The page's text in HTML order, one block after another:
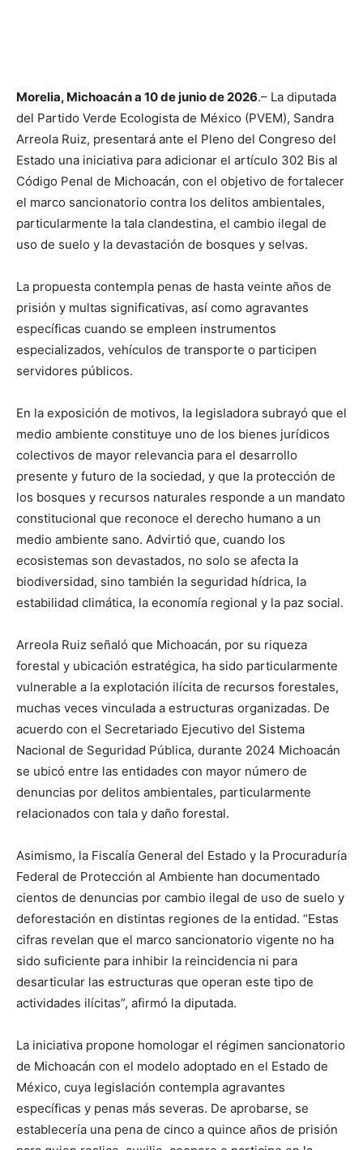
Morelia, Michoacán a 10 de junio de 2026.– La diputada
del Partido Verde Ecologista de México (PVEM), Sandra
Arreola Ruiz, presentará ante el Pleno del Congreso del
Estado una iniciativa para adicionar el artículo 302 Bis al
Código Penal de Michoacán, con el objetivo de fortalecer
el marco sancionatorio contra los delitos ambientales,
particularmente la tala clandestina, el cambio ilegal de
uso de suelo y la devastación de bosques y selvas.
La propuesta contempla penas de hasta veinte años de
prisión y multas significativas, así como agravantes
específicas cuando se empleen instrumentos
especializados, vehículos de transporte o participen
servidores públicos.
En la exposición de motivos, la legisladora subrayó que el
medio ambiente constituye uno de los bienes jurídicos
colectivos de mayor relevancia para el desarrollo
presente y futuro de la sociedad, y que la protección de
los bosques y recursos naturales responde a un mandato
constitucional que reconoce el derecho humano a un
medio ambiente sano. Advirtió que, cuando los
ecosistemas son devastados, no solo se afecta la
biodiversidad, sino también la seguridad hídrica, la
estabilidad climática, la economía regional y la paz social.
Arreola Ruiz señaló que Michoacán, por su riqueza
forestal y ubicación estratégica, ha sido particularmente
vulnerable a la explotación ilícita de recursos forestales,
muchas veces vinculada a estructuras organizadas. De
acuerdo con el Secretariado Ejecutivo del Sistema
Nacional de Seguridad Pública, durante 2024 Michoacán
se ubicó entre las entidades con mayor número de
denuncias por delitos ambientales, particularmente
relacionados con tala y daño forestal.
Asimismo, la Fiscalía General del Estado y la Procuraduría
Federal de Protección al Ambiente han documentado
cientos de denuncias por cambio ilegal de uso de suelo y
deforestación en distintas regiones de la entidad. “Estas
cifras revelan que el marco sancionatorio vigente no ha
sido suficiente para inhibir la reincidencia ni para
desarticular las estructuras que operan este tipo de
actividades ilícitas”, afirmó la diputada.
La iniciativa propone homologar el régimen sancionatorio
de Michoacán con el modelo adoptado en el Estado de
México, cuya legislación contempla agravantes
específicas y penas más severas. De aprobarse, se
establecería una pena de cinco a quince años de prisión